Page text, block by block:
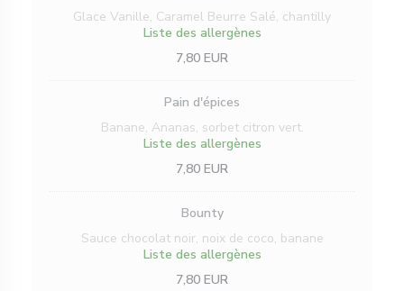
Glace Vanille, Caramel Beurre Salé, chantilly
Liste des allergènes
7,80 EUR
Pain d'épices
Banane, Ananas, sorbet citron vert.
Liste des allergènes
7,80 EUR
Bounty
Sauce chocolat noir, noix de coco, banane
Liste des allergènes
7,80 EUR